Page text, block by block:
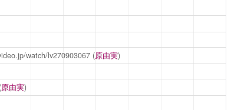
watch/lv270903067 (原由実)
(原由実)